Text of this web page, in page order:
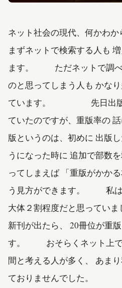
ネット社会の現代、何かわか
まずネットで検索する人も
ます。 ただネットで調べ
のと思ってしまう人も かな
ています。 先日出版関
ていたのですが、重版率
版というのは、初めに 出版
うになった時に 追加で部数
ってしまえば 「重版がかか
う見方ができます。 私は
大体２割程度だと思って
新刊が出たら、 20冊位が重
す。 おそらくネット上で
間と考える人が多く、 あま
ておりませんでした。